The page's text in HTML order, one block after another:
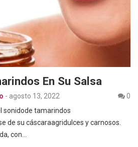
En Su Salsa
- agosto 13, 2022
0
sonidode tamarindos
de su cáscaraagridulces y carnosos.
con…